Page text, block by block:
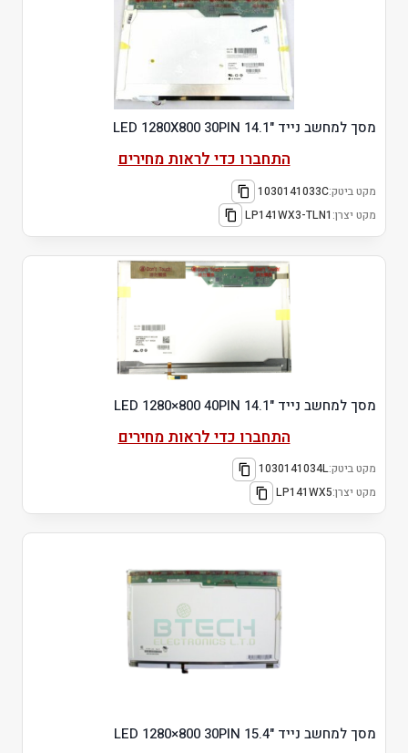
מסך למחשב נייד "14.1 LED 1280X800 30PIN
התחברו כדי לראות מחירים
מקט ביטק:1030141033C
מקט יצרן: LP141WX3-TLN1
מסך למחשב נייד "14.1 LED 1280×800 40PIN
התחברו כדי לראות מחירים
מקט ביטק:1030141034L
מקט יצרן:LP141WX5
מסך למחשב נייד "15.4 LED 1280×800 30PIN